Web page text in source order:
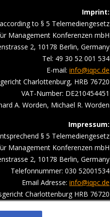
Imprint:
to § 5 Telemediengesetz
Management Konferenzen mbH
2, 10178 Berlin, Germany
Tel: 49 30 52 001 534
E-mail: info@iqpc.de
Charlottenburg, HRB 76720
VAT-Number: DE210454451
A. Worden, Michael R. Worden
Impressum:
§ 5 Telemediengesetz
Management Konferenzen mbH
2, 10178 Berlin, Germany
Telefonnummer: 030 52001534
Email Adresse: info@iqpc.de
Charlottenburg HRB 76720